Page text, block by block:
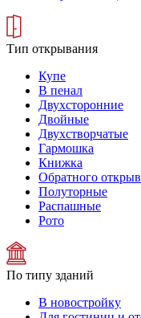
Тип открывания
Купе
В пенал
Двухсторонние
Двойные
Двухстворчатые
Гармошка
Книжка
Обратного
Полуторные
Распашные
Рото
По типу зданий
В новостройку